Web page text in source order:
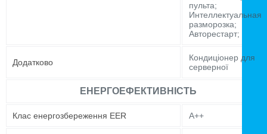
пульта;
Интеллектуальная
разморозка;
Авторестарт;
Додатково
Кондиціонер для
серверної
ЕНЕРГОЕФЕКТИВНІСТЬ
Клас енергозбереження EER А++